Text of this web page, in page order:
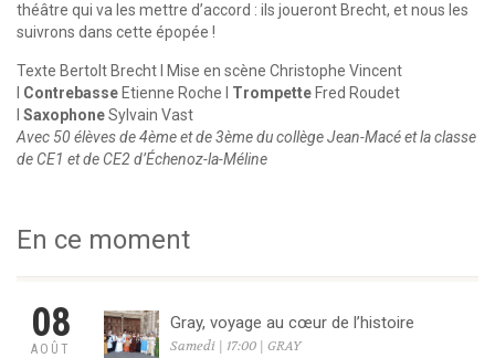
théâtre qui va les mettre d’accord : ils joueront Brecht, et nous les
suivrons dans cette épopée !
Texte Bertolt Brecht I Mise en scène Christophe Vincent
Contrebasse Etienne Roche I Trompette Fred Roudet
SaxophoneSylvain Vast
Avec 50 élèves de 4ème et de 3ème du collège Jean-Macé et la classe
de CE1 et de CE2 d’Échenoz-la-Méline
En ce moment
08
AOÛT
Gray, voyage au cœur de l’histoire
Samedi | 17:00 | GRAY